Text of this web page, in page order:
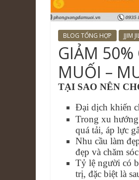
BLOG TỔNG HỢP JJIM
GIẢM
MUỐI –
TẠI SAO NÊN
Đại dịch khiến
Trong xu
quá tải, áp lực
Nhu cầu làm
đẹp và chăm
Tỷ lệ người có
trị, đặc biệt là